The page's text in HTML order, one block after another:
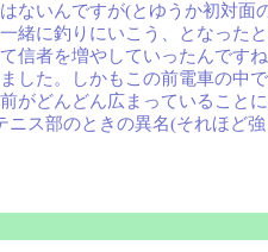
ないんですが(とゆうか初対
緒に釣りにいこう、となった
信者を増やしていったんですね
した。しかもこの前電車の中
がどんどん広まっていることに
ニス部のときの異名(それほど